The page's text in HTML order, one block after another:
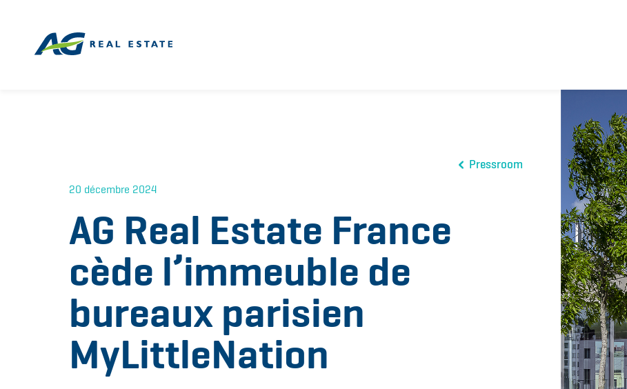
Pressroom
20 décembre 2024
AG Real Estate France
cède l’immeuble de
bureaux parisien
MyLittleNation